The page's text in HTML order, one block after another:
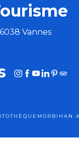
Vannes
MORBIHAN